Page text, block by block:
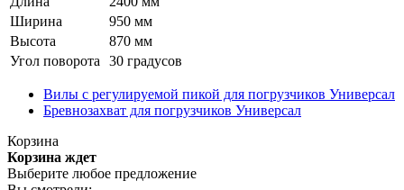
Ширина
950 мм
Высота
870 мм
Угол поворота
30 градусов
Вилы с регулируемой пикой для погрузчиков Универсал
Бревнозахват для погрузчиков Универсал
Корзина
Корзина ждет
Выберите любое предложение